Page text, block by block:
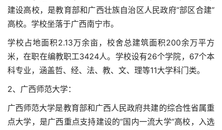
建设高校，是教育部和广西壮族自治区人民政府“部区合建”
高校。学校坐落于广西南宁市。
学校占地面积2.13万余亩，校舍总建筑面积200余万平方
米，在职在编教职工3424人。学校设有26个学院，67个本
科专业，涵盖哲、经、法、教、文、理等11大学科门类。
2、广西师范大学：
广西师范大学是教育部和广西人民政府共建的综合性省属重
点大学，是广西重点支持建设的“国内一流大学”高校，入选